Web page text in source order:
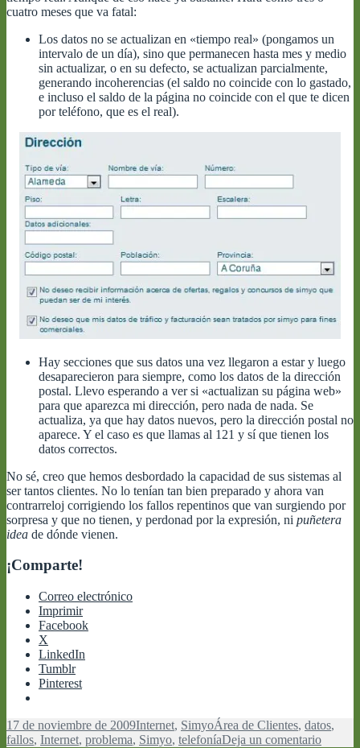
cuatro meses que va fatal:
Los datos no se actualizan en «tiempo real» (pongamos un
intervalo de un día), sino que permanecen hasta mes y medio
sin actualizar, o en su defecto, se actualizan parcialmente,
generando incoherencias (el saldo no coincide con lo gastado,
e incluso el saldo de la página no coincide con el que te dicen
por teléfono, que es el real).
Hay secciones que sus datos una vez llegaron a estar y luego
desaparecieron para siempre, como los datos de la dirección
postal. Llevo esperando a ver si «actualizan su página web»
para que aparezca mi dirección, pero nada de nada. Se
actualiza, ya que hay datos nuevos, pero la dirección postal no
aparece. Y el caso es que llamas al 121 y sí que tienen los
datos correctos.
No sé, creo que hemos desbordado la capacidad de sus sistemas al
ser tantos clientes. No lo tenían tan bien preparado y ahora van
contrarreloj corrigiendo los fallos repentinos que van surgiendo por
sorpresa y que no tienen, y perdonad por la expresión, ni puñetera
idea de dónde vienen.
¡Comparte!
Correo electrónico
Imprimir
Facebook
X
LinkedIn
Tumblr
Pinterest
Publicado
el
17 de noviembre de 2009Categorías
Internet, SimyoEtiquetas
Área de Clientes, datos,
fallos, Internet, problema, Simyo, telefoníaDeja un comentarioen